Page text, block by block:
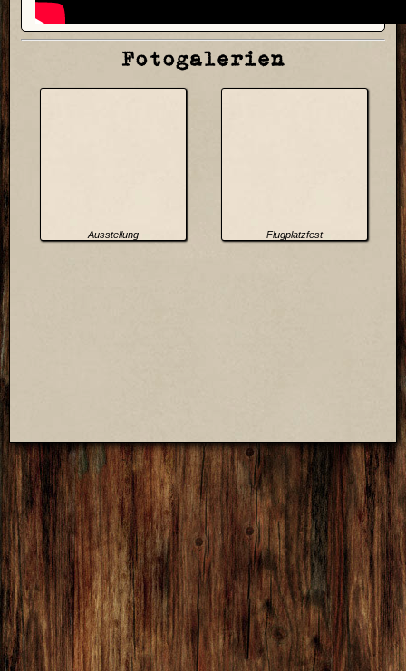
Fotogalerien
Ausstellung Flugplatzfest